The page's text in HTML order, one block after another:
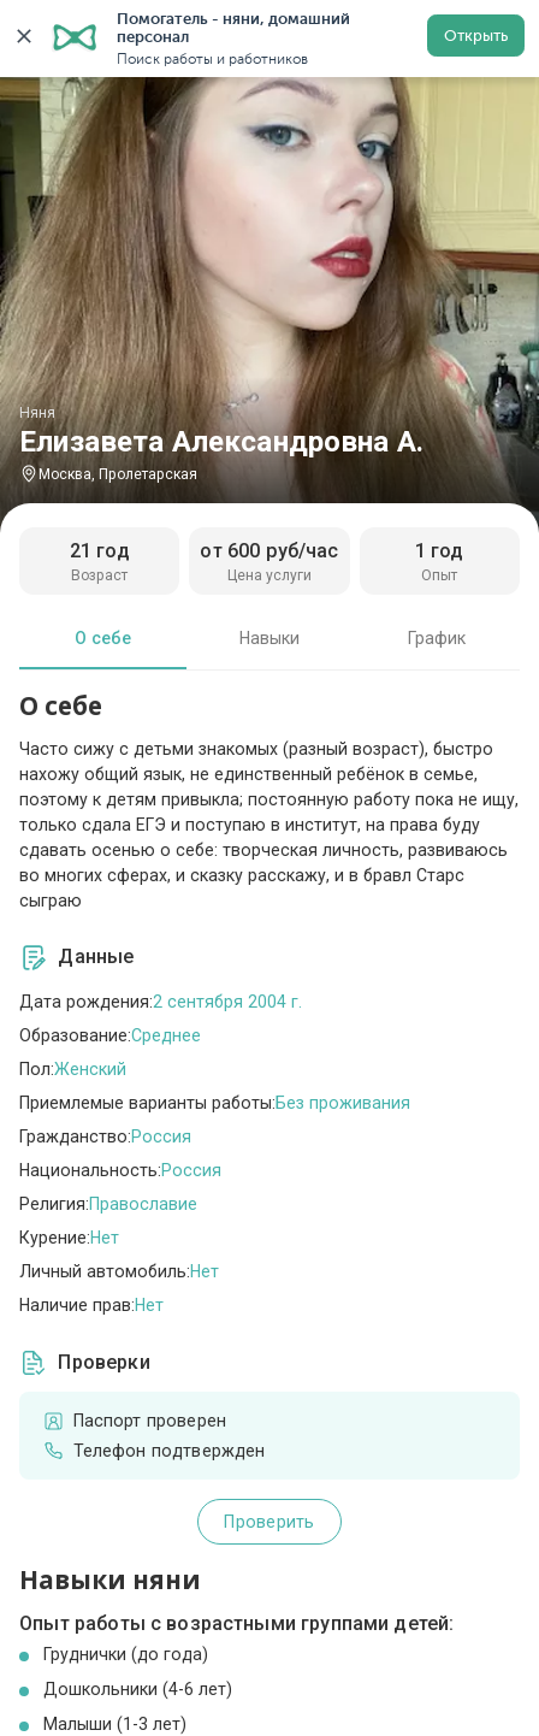
Помогатель - няни, домашний
персонал
Поиск работы и работников
Открыть
Главная Няни Няни в Москве Няни у метро
Елизавета Александровна А.
Няня
Москва, Пролетарская
Возраст
21 год
Цена услуги
от 600 руб/час
Опыт
1 год
О себе Навыки График
О себе
Часто сижу с детьми знакомых (разный возраст), быстро
нахожу общий язык, не единственный ребёнок в семье,
поэтому к детям привыкла; постоянную работу пока не ищу,
только сдала ЕГЭ и поступаю в институт, на права буду
сдавать осенью о себе: творческая личность, развиваюсь
во многих сферах, и сказку расскажу, и в бравл Старс
сыграю
Данные
Дата рождения:2 сентября 2004 г.
Образование:Среднее
Пол:Женский
Приемлемые варианты работы:Без проживания
Гражданство:Россия
Национальность:Россия
Религия:Православие
Курение:Нет
Личный автомобиль:Нет
Наличие прав:Нет
Проверки
Паспорт проверен
Телефон подтвержден
Проверить
Навыки няни
Опыт работы с возрастными группами детей:
Груднички (до года)
Дошкольники (4-6 лет)
Малыши (1-3 лет)